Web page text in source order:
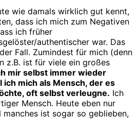
wie damals wirklich gut kennt,
dass ich mich zum Negativen
ich früher
authentischer war. Das
Fall. Zumindest für mich (denn
z.B. ist für viele ein großes
mir selbst immer wieder
mich als Mensch, der es
oft selbst verleugne. Ich
Mensch. Heute eben nur
manches ist sogar so geblieben,